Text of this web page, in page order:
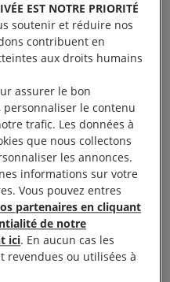
La Vie en CADA :
mars à partir de 18h30 !
a suivi durant deux
leur vie dans les
d’asile, les fameux
et individus
EST NOTRE PRIORITÉ
soutenir et réduire nos
contribuent en
aux droits humains
assurer le bon
le contenu
trafic. Les données à
que nous collectons
les annonces.
informations sur votre
Vous pouvez entres
partenaires en cliquant
de notre
ici. En aucun cas les
revendues ou utilisées à